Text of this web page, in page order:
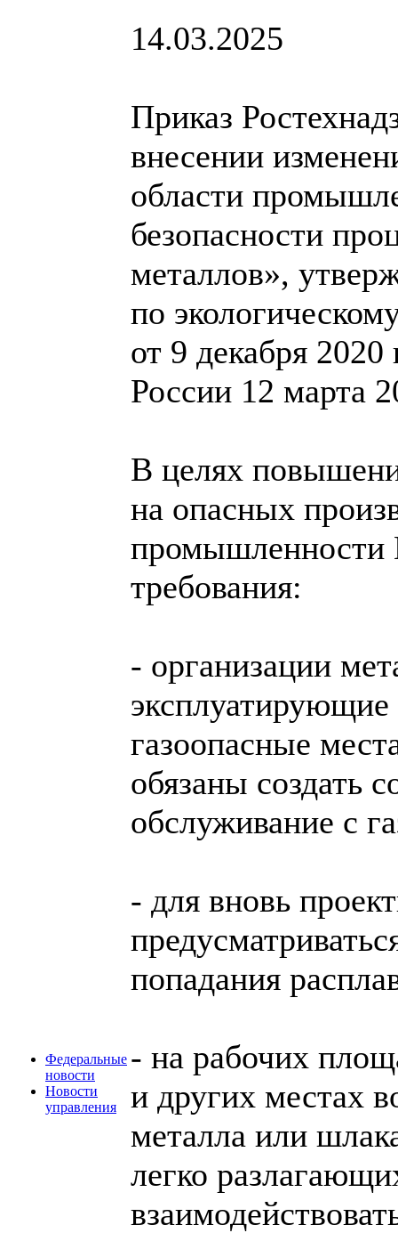
Федеральные
новости
Новости
управления
14.03.2025
Приказ
внесении
области
безопасности
металлов»,
по
от 9 декабря
России 12 марта
В целях
на опасных
промышленности
требования:
- организации
газоопасные
обязаны создать
обслуживание с
- для вновь
попадания
- на рабочих
и других местах
металла или
легко